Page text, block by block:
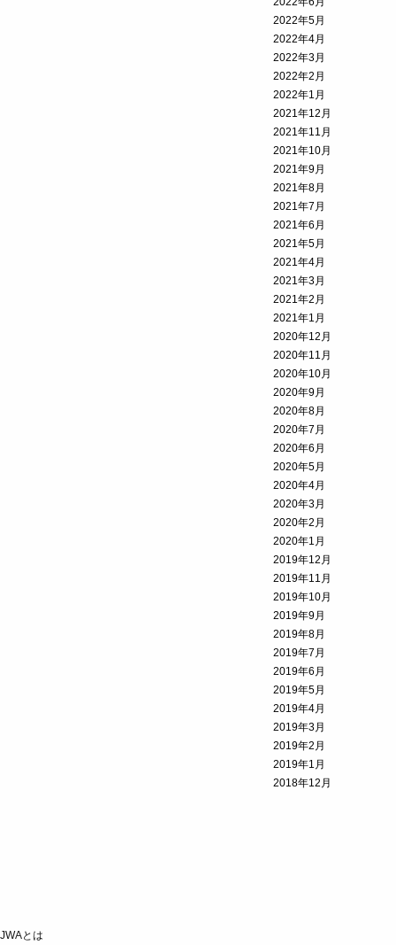
2022年5月
2022年4月
2022年3月
2022年2月
2022年1月
2021年12月
2021年11月
2021年10月
2021年9月
2021年8月
2021年7月
2021年6月
2021年5月
2021年4月
2021年3月
2021年2月
2021年1月
2020年12月
2020年11月
2020年10月
2020年9月
2020年8月
2020年7月
2020年6月
2020年5月
2020年4月
2020年3月
2020年2月
2020年1月
2019年12月
2019年11月
2019年10月
2019年9月
2019年8月
2019年7月
2019年6月
2019年5月
2019年4月
2019年3月
2019年2月
2019年1月
2018年12月
JWAとは